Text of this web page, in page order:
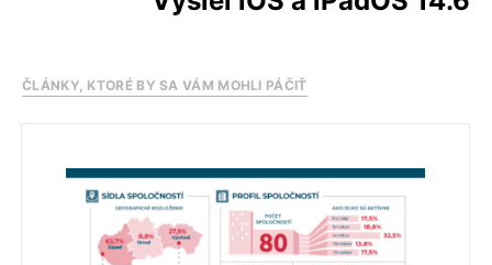
ČLÁNKY, KTORÉ BY SA VÁM MOHLI PÁČIŤ